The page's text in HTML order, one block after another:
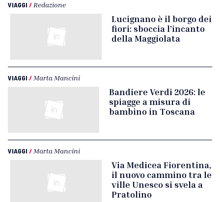
VIAGGI / Redazione
Lucignano è il borgo dei
fiori: sboccia l’incanto
della Maggiolata
VIAGGI / Marta Mancini
Bandiere Verdi 2026: le
spiagge a misura di
bambino in Toscana
VIAGGI / Marta Mancini
Via Medicea Fiorentina,
il nuovo cammino tra le
ville Unesco si svela a
Pratolino